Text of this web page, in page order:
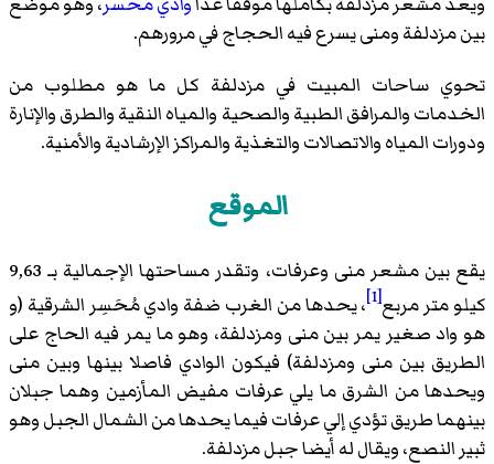
بين مزدلفة ومنى يسرع فيه الحجاج في مرورهم.
تحوي ساحات المبيت في مزدلفة كل ما هو مطلوب من
الخدمات والمرافق الطبية والصحية والمياه النقية والطرق والإنارة
ودورات المياه والاتصالات والتغذية والمراكز الإرشادية والأمنية.
الموقع
يقع بين مشعر منى وعرفات، وتقدر مساحتها الإجمالية بـ 9,63
كيلو متر مربع[1] ، يحدها من الغرب ضفة وادي مُحَسِر الشرقية (و
هو واد صغير يمر بين منى ومزدلفة، وهو ما يمر فيه الحاج على
الطريق بين منى ومزدلفة) فيكون الوادي فاصلا بينها وبين منى
ويحدها من الشرق ما يلي عرفات مفيض المأزمين وهما جبلان
بينهما طريق تؤدي إلي عرفات فيما يحدها من الشمال الجبل وهو
ثبير النصع، ويقال له أيضا جبل مزدلفة.